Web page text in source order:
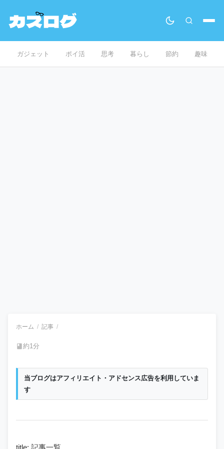
ガジェット ポイ活 思考 暮らし 節約 趣味
ホーム 記事
約1分
当ブログはアフィリエイト・アドセンス広告を利用していま
す
title: 記事一覧